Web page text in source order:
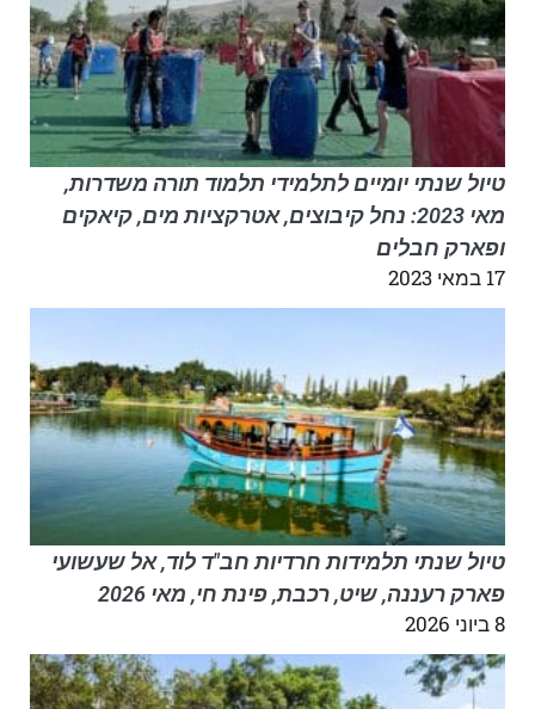
טיול שנתי יומיים לתלמידי תלמוד תורה משדרות,
מאי 2023: נחל קיבוצים, אטרקציות מים, קיאקים
ופארק חבלים
17 במאי 2023
טיול שנתי תלמידות חרדיות חב"ד לוד, אל שעשועי
פארק רעננה, שיט, רכבת, פינת חי, מאי 2026
8 ביוני 2026